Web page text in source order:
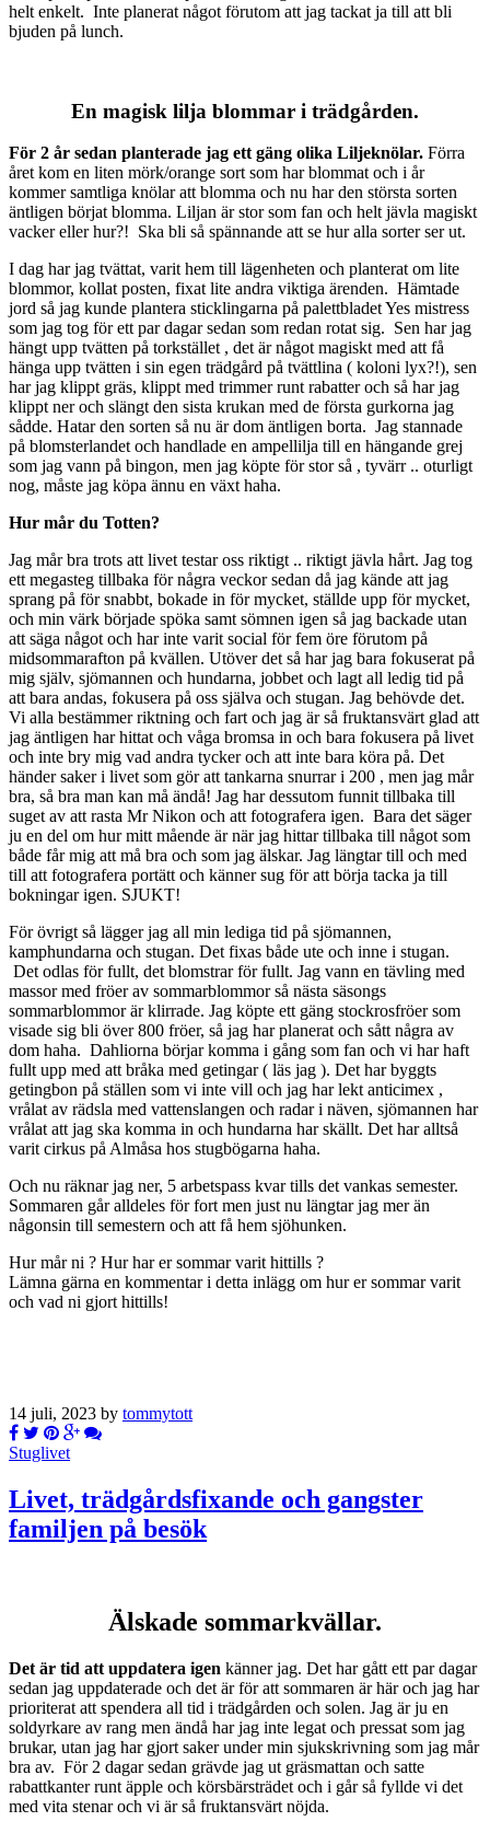
helt enkelt. Inte planerat något förutom att jag tackat ja till att bli
bjuden på lunch.
En magisk lilja blommar i trädgården.
För 2 år sedan planterade jag ett gäng olika Liljeknölar. Förra
året kom en liten mörk/orange sort som har blommat och i år
kommer samtliga knölar att blomma och nu har den största sorten
äntligen börjat blomma. Liljan är stor som fan och helt jävla magiskt
vacker eller hur?! Ska bli så spännande att se hur alla sorter ser ut.
I dag har jag tvättat, varit hem till lägenheten och planterat om lite
blommor, kollat posten, fixat lite andra viktiga ärenden. Hämtade
jord så jag kunde plantera sticklingarna på palettbladet Yes mistress
som jag tog för ett par dagar sedan som redan rotat sig. Sen har jag
hängt upp tvätten på torkstället , det är något magiskt med att få
hänga upp tvätten i sin egen trädgård på tvättlina ( koloni lyx?!), sen
har jag klippt gräs, klippt med trimmer runt rabatter och så har jag
klippt ner och slängt den sista krukan med de första gurkorna jag
sådde. Hatar den sorten så nu är dom äntligen borta. Jag stannade
på blomsterlandet och handlade en ampellilja till en hängande grej
som jag vann på bingon, men jag köpte för stor så , tyvärr .. oturligt
nog, måste jag köpa ännu en växt haha.
Hur mår du Totten?
Jag mår bra trots att livet testar oss riktigt .. riktigt jävla hårt. Jag tog
ett megasteg tillbaka för några veckor sedan då jag kände att jag
sprang på för snabbt, bokade in för mycket, ställde upp för mycket,
och min värk började spöka samt sömnen igen så jag backade utan
att säga något och har inte varit social för fem öre förutom på
midsommarafton på kvällen. Utöver det så har jag bara fokuserat på
mig själv, sjömannen och hundarna, jobbet och lagt all ledig tid på
att bara andas, fokusera på oss själva och stugan. Jag behövde det.
Vi alla bestämmer riktning och fart och jag är så fruktansvärt glad att
jag äntligen har hittat och våga bromsa in och bara fokusera på livet
och inte bry mig vad andra tycker och att inte bara köra på. Det
händer saker i livet som gör att tankarna snurrar i 200 , men jag mår
bra, så bra man kan må ändå! Jag har dessutom funnit tillbaka till
suget av att rasta Mr Nikon och att fotografera igen. Bara det säger
ju en del om hur mitt mående är när jag hittar tillbaka till något som
både får mig att må bra och som jag älskar. Jag längtar till och med
till att fotografera portätt och känner sug för att börja tacka ja till
bokningar igen. SJUKT!
För övrigt så lägger jag all min lediga tid på sjömannen,
kamphundarna och stugan. Det fixas både ute och inne i stugan.
Det odlas för fullt, det blomstrar för fullt. Jag vann en tävling med
massor med fröer av sommarblommor så nästa säsongs
sommarblommor är klirrade. Jag köpte ett gäng stockrosfröer som
visade sig bli över 800 fröer, så jag har planerat och sått några av
dom haha. Dahliorna börjar komma i gång som fan och vi har haft
fullt upp med att bråka med getingar ( läs jag ). Det har byggts
getingbon på ställen som vi inte vill och jag har lekt anticimex ,
vrålat av rädsla med vattenslangen och radar i näven, sjömannen har
vrålat att jag ska komma in och hundarna har skällt. Det har alltså
varit cirkus på Almåsa hos stugbögarna haha.
Och nu räknar jag ner, 5 arbetspass kvar tills det vankas semester.
Sommaren går alldeles för fort men just nu längtar jag mer än
någonsin till semestern och att få hem sjöhunken.
Hur mår ni ? Hur har er sommar varit hittills ?
Lämna gärna en kommentar i detta inlägg om hur er sommar varit
och vad ni gjort hittills!
14 juli, 2023 by tommytott
Stuglivet
Livet, trädgårdsfixande och gangster
familjen på besök
Älskade sommarkvällar.
Det är tid att uppdatera igen känner jag. Det har gått ett par dagar
sedan jag uppdaterade och det är för att sommaren är här och jag har
prioriterat att spendera all tid i trädgården och solen. Jag är ju en
soldyrkare av rang men ändå har jag inte legat och pressat som jag
brukar, utan jag har gjort saker under min sjukskrivning som jag mår
bra av. För 2 dagar sedan grävde jag ut gräsmattan och satte
rabattkanter runt äpple och körsbärsträdet och i går så fyllde vi det
med vita stenar och vi är så fruktansvärt nöjda.